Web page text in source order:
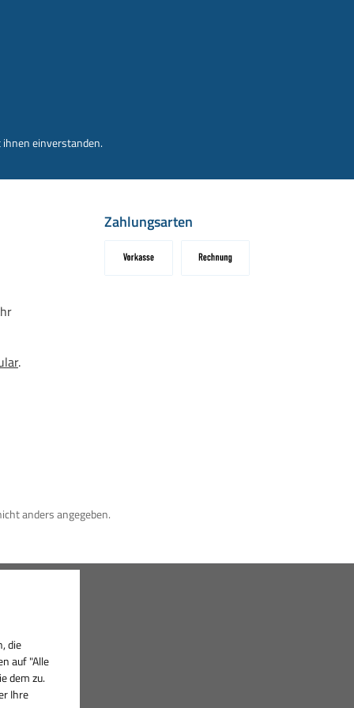
die
auf "Alle
dem zu.
Ihre
einverstanden.
.
Zahlungsarten
anders angegeben.